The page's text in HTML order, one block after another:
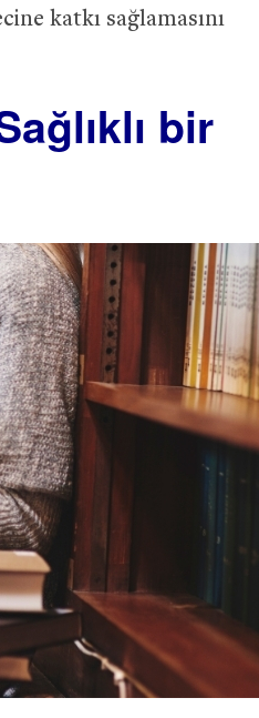
katkı sağlamasını
bir